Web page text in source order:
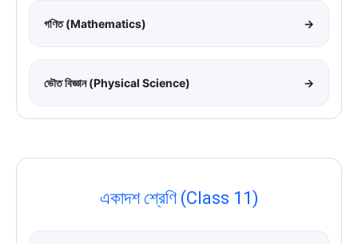
গণিত (Mathematics) →
ভৌত বিজ্ঞান (Physical Science) →
একাদশ শ্রেণি (Class 11)